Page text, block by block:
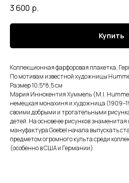
3 600 р.
Купить
Коллекционная фарфоровая плакетка,
По мотивам известной художницы
Размер 10,5*8,5 см
Мария Иннокентия Хуммель (M.I.
немецкая монахиня и художница
своими добрыми и трогательными
детей. На основе ее рисунков
мануфактура Goebel начала выпускать
предметом огромного культа среди
(особенно в США и Германии).